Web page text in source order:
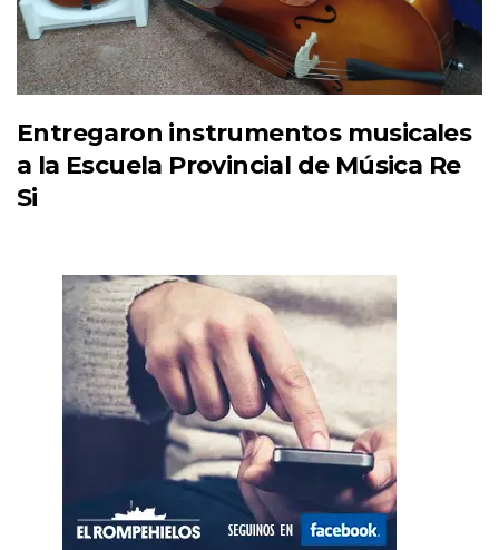
Entregaron instrumentos musicales
a la Escuela Provincial de Música Re
Si